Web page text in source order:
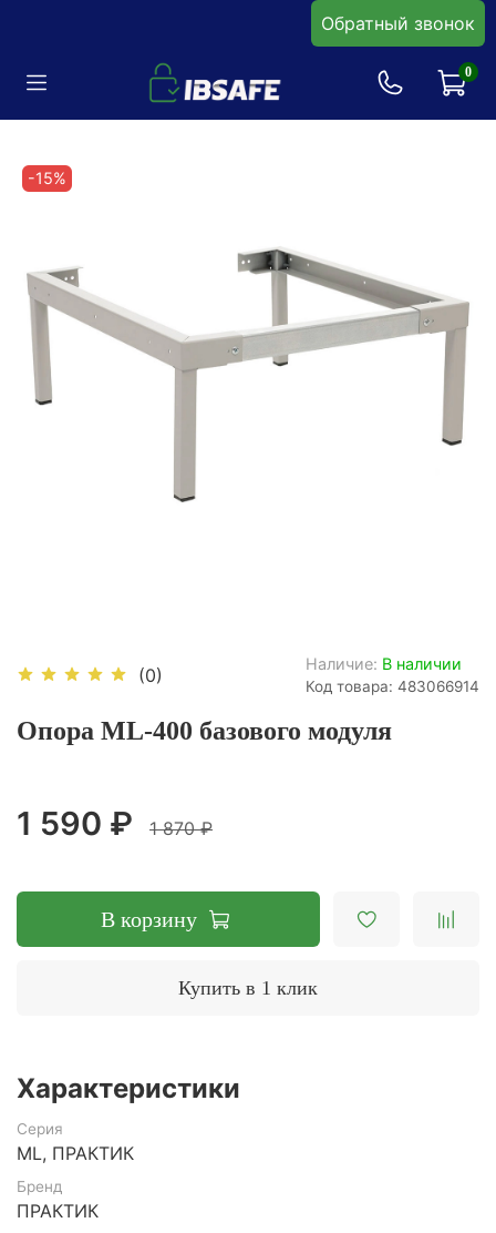
Обратный звонок
0
-15%
(0)
Наличие: В наличии
Код товара: 483066914
Опора ML-400 базового модуля
1 590 ₽ 1 870 ₽
В корзину
Купить в 1 клик
Характеристики
Серия
ML, ПРАКТИК
Бренд
ПРАКТИК